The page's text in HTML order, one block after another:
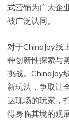
式营销为广大企
被广泛认同。
对于ChinaJoy线
种创新性探索与
挑战。ChinaJoy
新玩法，争取让
达现场的玩家，
得身临其境的观